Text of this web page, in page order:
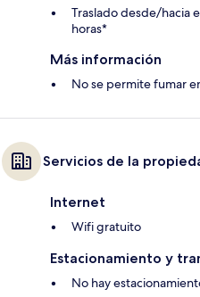
Traslado desde/hacia
horas*
Más información
No se permite fumar
Servicios de la
Internet
Wifi gratuito
Estacionamiento y
No hay